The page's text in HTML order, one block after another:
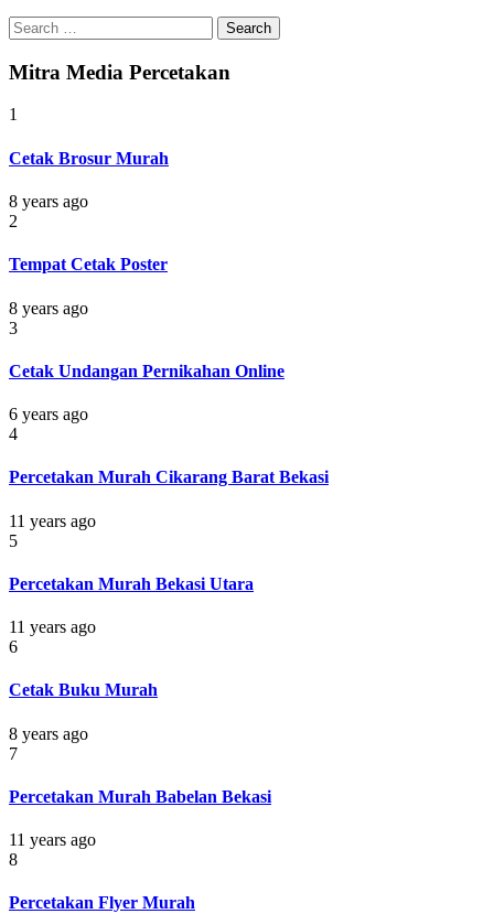
Search
for:
Mitra Media Percetakan
1
Cetak Brosur Murah
8 years ago
2
Tempat Cetak Poster
8 years ago
3
Cetak Undangan Pernikahan Online
6 years ago
4
Percetakan Murah Cikarang Barat Bekasi
11 years ago
5
Percetakan Murah Bekasi Utara
11 years ago
6
Cetak Buku Murah
8 years ago
7
Percetakan Murah Babelan Bekasi
11 years ago
8
Percetakan Flyer Murah